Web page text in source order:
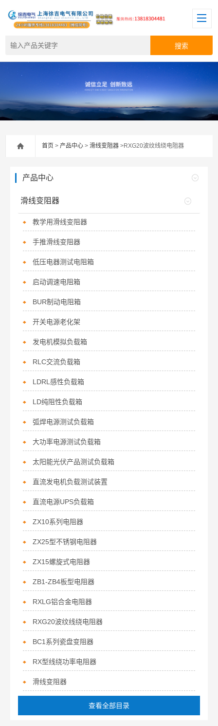
首页 >产品中心 >滑线变阻器 >RXG20波纹线绕电阻器
产品中心
滑线变阻器
教学用滑线变阻器
手推滑线变阻器
低压电器测试电阻箱
启动调速电阻箱
BUR制动电阻箱
开关电源老化架
发电机模拟负载箱
RLC交流负载箱
LDRL感性负载箱
LD纯阻性负载箱
弧焊电源测试负载箱
大功率电源测试负载箱
太阳能光伏产品测试负载箱
直流发电机负载测试装置
直流电源UPS负载箱
ZX10系列电阻器
ZX25型不锈钢电阻器
ZX15螺旋式电阻器
ZB1-ZB4板型电阻器
RXLG铝合金电阻器
RXG20波纹线绕电阻器
BC1系列瓷盘变阻器
RX型线绕功率电阻器
滑线变阻器
查看全部目录